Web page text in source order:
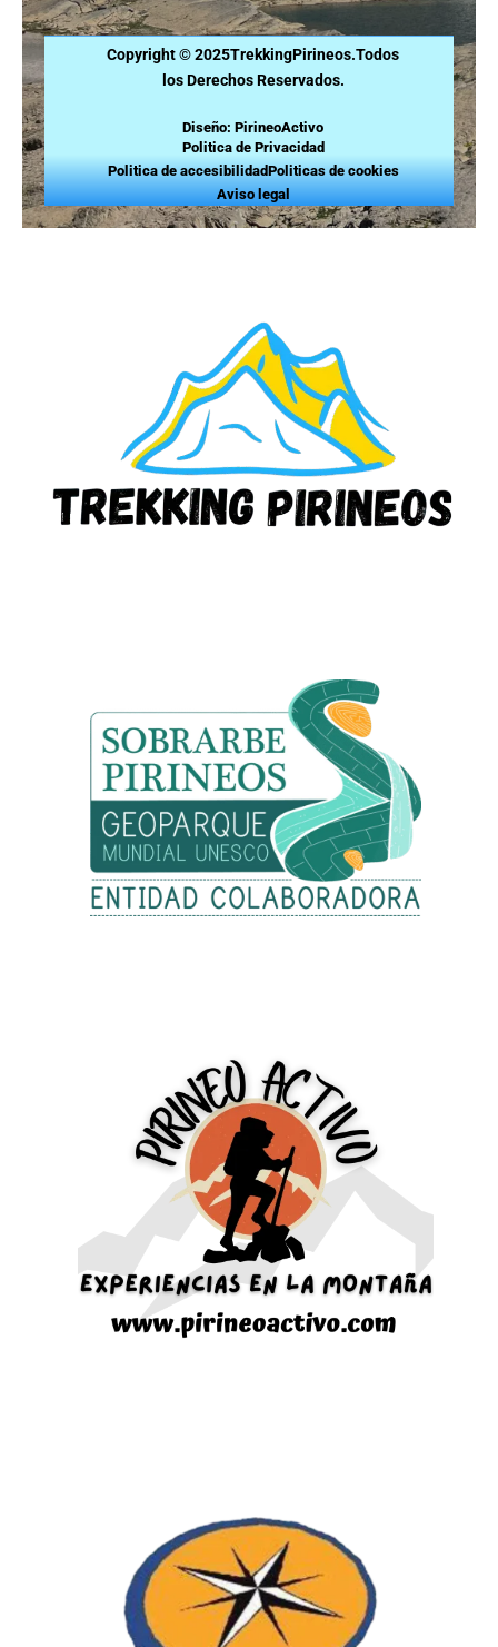
Copyright © 2025TrekkingPirineos.Todos
los Derechos Reservados.
Diseño: PirineoActivo
Politica de Privacidad
Politica de accesibilidadPoliticas de cookies
Aviso legal